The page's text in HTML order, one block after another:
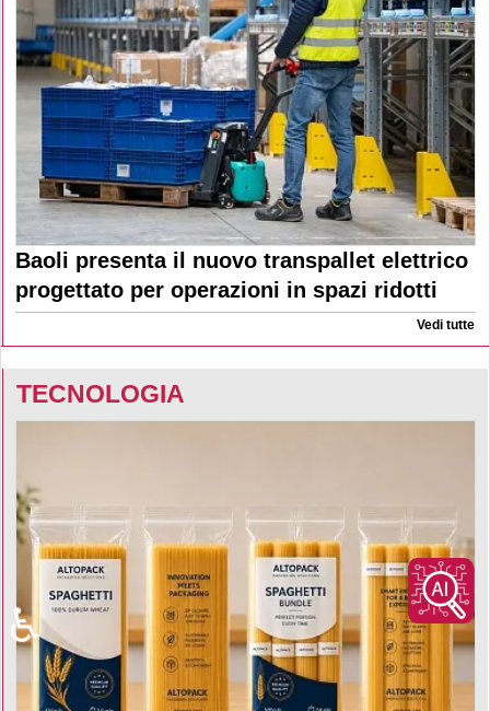
Baoli presenta il nuovo transpallet elettrico
progettato per operazioni in spazi ridotti
Vedi tutte
TECNOLOGIA